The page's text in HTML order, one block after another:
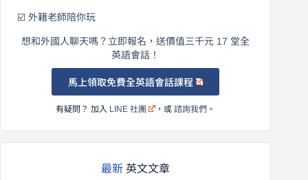
☑️ 外籍老師陪你玩
想和外國人聊天嗎？立即報名，送價值三千元 17 堂全
英語會話！
馬上領取免費全英語會話課程
有疑問？ 加入 LINE 社團 ，或諮詢我們 。
最新 英文文章